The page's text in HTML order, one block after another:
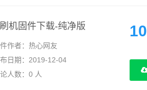
机固件下载-纯净版
作者：热心网友
日期：2019-12-04
人数：0 人
10